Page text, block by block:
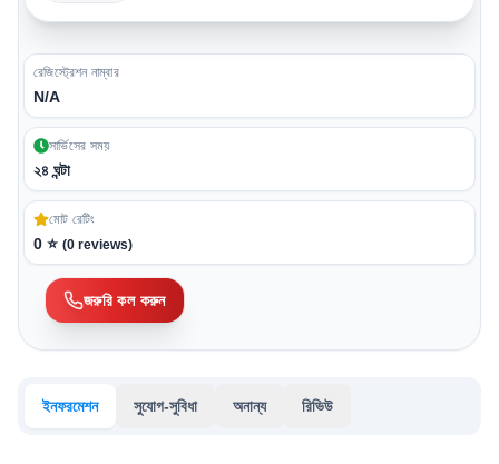
রেজিস্ট্রেশন নাম্বার
N/A
সার্ভিসের সময়
২৪ ঘন্টা
মোট রেটিং
0 ⭐ (0 reviews)
জরুরি কল করুন
ইনফরমেশন সুযোগ-সুবিধা অনান্য রিভিউ